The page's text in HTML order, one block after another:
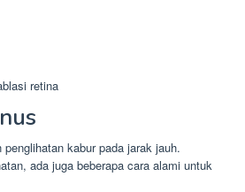
retina
kabur pada jarak jauh.
ada juga beberapa cara alami untuk